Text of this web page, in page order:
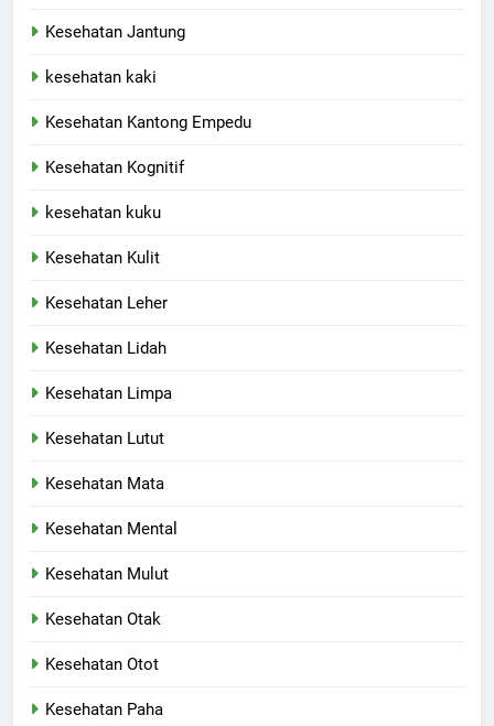
Kesehatan Jantung
kesehatan kaki
Kesehatan Kantong Empedu
Kesehatan Kognitif
kesehatan kuku
Kesehatan Kulit
Kesehatan Leher
Kesehatan Lidah
Kesehatan Limpa
Kesehatan Lutut
Kesehatan Mata
Kesehatan Mental
Kesehatan Mulut
Kesehatan Otak
Kesehatan Otot
Kesehatan Paha